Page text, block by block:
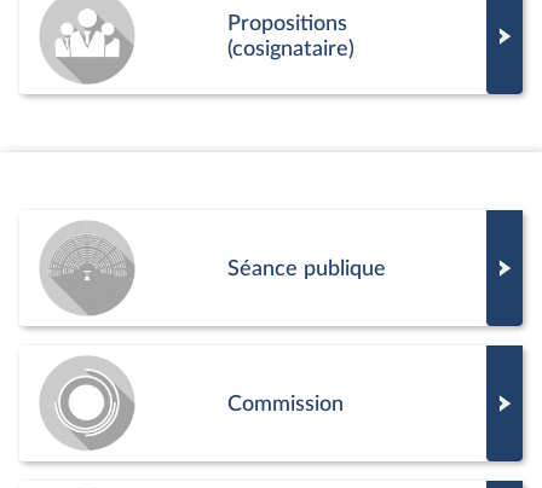
Propositions
(cosignataire)
Séance publique
Commission